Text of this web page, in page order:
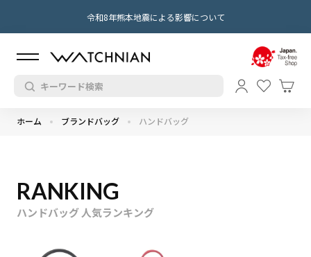
令和8年熊本地震による影響について
ホーム ブランドバッグ ハンドバッグ
RANKING
ハンドバッグ 人気ランキング